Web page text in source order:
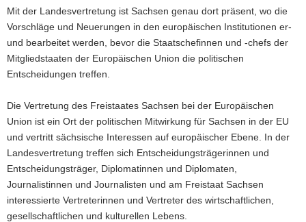
Mit der Landesvertretung ist Sachsen genau dort präsent, wo die
Vorschläge und Neuerungen in den europäischen Institutionen er-
und bearbeitet werden, bevor die Staatschefinnen und -chefs der
Mitgliedstaaten der Europäischen Union die politischen
Entscheidungen treffen.
Die Vertretung des Freistaates Sachsen bei der Europäischen
Union ist ein Ort der politischen Mitwirkung für Sachsen in der EU
und vertritt sächsische Interessen auf europäischer Ebene. In der
Landesvertretung treffen sich Entscheidungsträgerinnen und
Entscheidungsträger, Diplomatinnen und Diplomaten,
Journalistinnen und Journalisten und am Freistaat Sachsen
interessierte Vertreterinnen und Vertreter des wirtschaftlichen,
gesellschaftlichen und kulturellen Lebens.